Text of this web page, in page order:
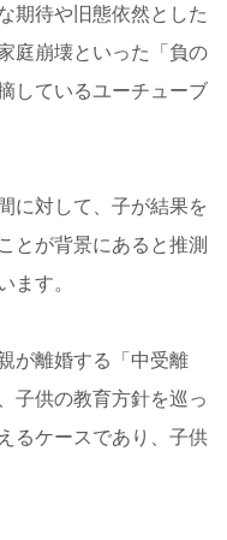
期待や旧態依然とした
庭崩壊といった「負の
しているユーチューブ
に対して、子が結果を
とが背景にあると推測
ます。
が離婚する「中受離
子供の教育方針を巡っ
るケースであり、子供